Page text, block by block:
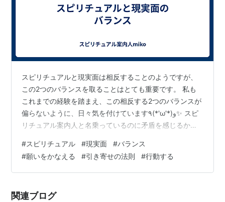
スピリチュアルと現実面は相反することのようですが、
この2つのバランスを取ることはとても重要です。 私も
これまでの経験を踏まえ、この相反する2つのバランスが
偏らないように、日々気を付けています٩(*'ω'*)و✨ スピ
リチュアル案内人と名乗っているのに矛盾を感じるかも
すと、地に足が着かず日常生活が成り立たなくなります
し、 かといって現実面のみに力を注いで過ごすと、直感
力が鈍り、逆に夢や目標から遠ざかったり、時間がかか
き寄せの法則」的なことも、ただ願うだけで叶う、とい
#スピリチュアル #現実面 #バランス
#願いをかなえる #引き寄せの法則 #行動する
関連ブログ